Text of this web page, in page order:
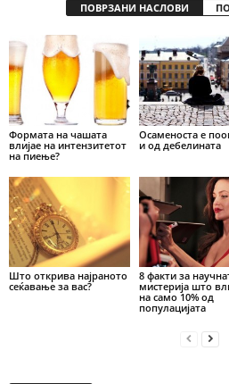
ПОВРЗАНИ НАСЛОВИ
Формата на чашата
влијае на интензитетот
на пиење?
Осаменоста е
и од дебелината
Што открива најраното
сеќавање за вас?
8 факти за
мистерија што
на само 10% од
популацијата